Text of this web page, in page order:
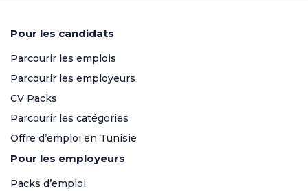
Pour les candidats
Parcourir les emplois
Parcourir les employeurs
CV Packs
Parcourir les catégories
Offre d’emploi en Tunisie
Pour les employeurs
Packs d’emploi